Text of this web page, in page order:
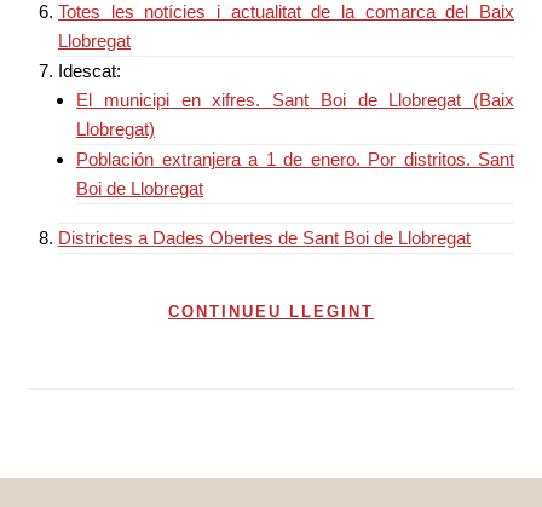
Totes les notícies i actualitat de la comarca del Baix
Llobregat
Idescat:
El municipi en xifres. Sant Boi de Llobregat (Baix
Llobregat)
Población extranjera a 1 de enero. Por distritos. Sant
Boi de Llobregat
Districtes a Dades Obertes de Sant Boi de Llobregat
CONTINUEU LLEGINT